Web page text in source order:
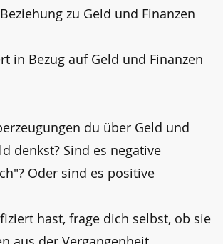
zu Geld und Finanzen
in Bezug auf Geld und Finanzen
du über Geld und
denkst? Sind es negative
Oder sind es positive
hast, frage dich selbst, ob sie